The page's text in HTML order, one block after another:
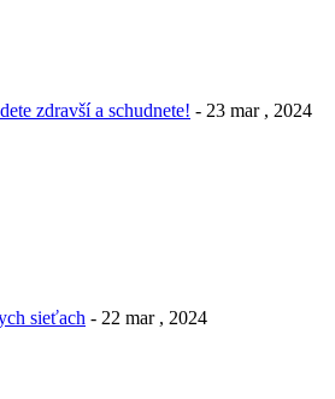
zdravší a schudnete! - 23 mar , 2024
sieťach - 22 mar , 2024